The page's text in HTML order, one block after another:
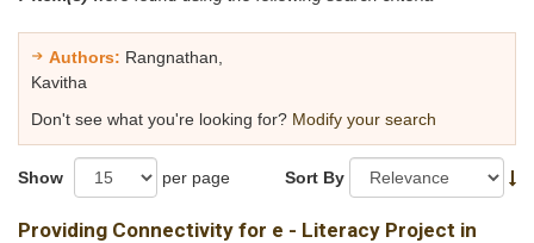
Authors: Rangnathan,
Kavitha
Don't see what you're looking for? Modify your search
Show per page Sort By
Providing Connectivity for e - Literacy Project in